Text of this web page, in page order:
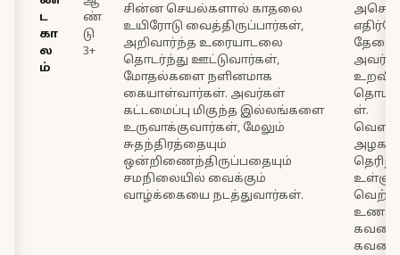
ட
கா
ல
ம்
ண்
டு
3+
சின்ன செயல்களால் காதலை
உயிரோடு வைத்திருப்பார்கள்,
அறிவார்ந்த உரையாடலை
தொடர்ந்து ஊட்டுவார்கள்,
மோதல்களை நளினமாக
கையாள்வார்கள். அவர்கள்
கட்டமைப்பு மிகுந்த இல்லங்களை
உருவாக்குவார்கள், மேலும்
சுதந்திரத்தையும்
ஒன்றிணைந்திருப்பதையும்
சமநிலையில் வைக்கும்
வாழ்க்கையை நடத்துவார்கள்.
ள்.